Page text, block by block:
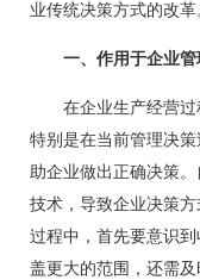
业传统决策方式的改革
一、作用于企业
在企业生产经营过
特别是在当前管理决
助企业做出正确决策
技术，导致企业决策
过程中，首先要意识
盖更大的范围，还需